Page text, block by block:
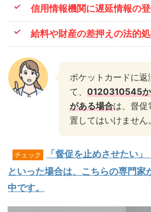
信用情報機関に遅延情報の
給料や財産の差押えの法的
ポケットカードに返
て、 0120310545か
がある場合は、督促
置してはいけません。
チェック
「督促を止めさせたい」
といった場合は、こちらの専門家
中です。